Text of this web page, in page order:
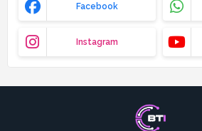
Facebook
Instagram